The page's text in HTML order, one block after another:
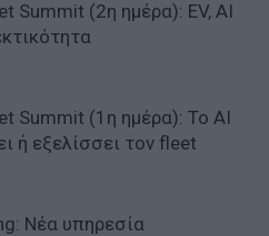
Summit (2η ημέρα): EV, AI
Summit (1η ημέρα): Το ΑΙ
ή εξελίσσει τον fleet
Νέα υπηρεσία